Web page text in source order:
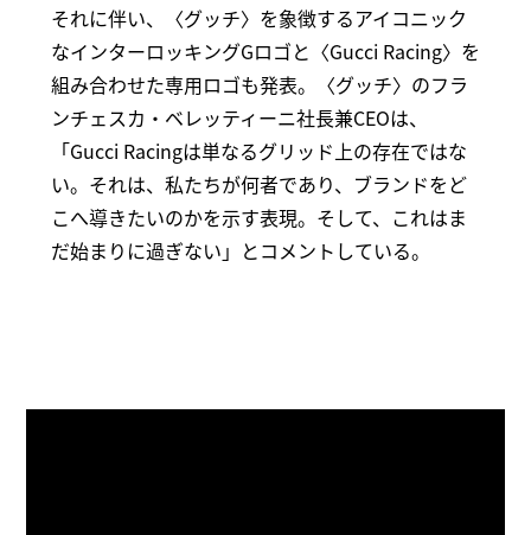
それに伴い、〈グッチ〉を象徴するアイコニック
なインターロッキングGロゴと〈Gucci Racing〉を
組み合わせた専用ロゴも発表。〈グッチ〉のフラ
ンチェスカ・ベレッティーニ社長兼CEOは、
「Gucci Racingは単なるグリッド上の存在ではな
い。それは、私たちが何者であり、ブランドをど
こへ導きたいのかを示す表現。そして、これはま
だ始まりに過ぎない」とコメントしている。